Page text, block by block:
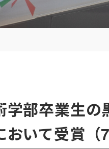
学部卒業生の
おいて受賞（